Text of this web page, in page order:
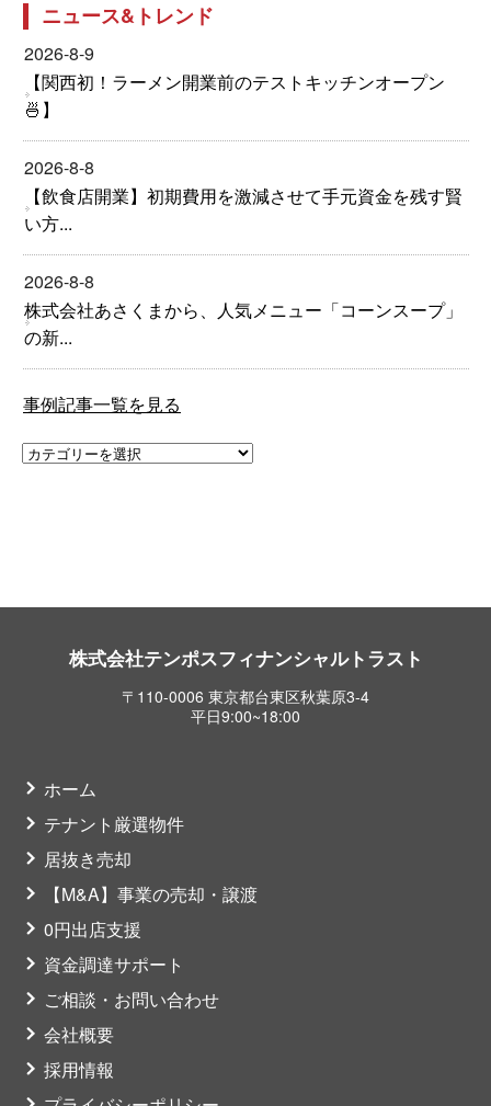
ニュース&トレンド
2026-8-9
【関西初！ラーメン開業前のテストキッチンオープン
🍜】
2026-8-8
【飲食店開業】初期費用を激減させて手元資金を残す賢
い方...
2026-8-8
株式会社あさくまから、人気メニュー「コーンスープ」
の新...
事例記事一覧を見る
株式会社テンポスフィナンシャルトラスト
〒110-0006 東京都台東区秋葉原3-4
平日9:00~18:00
ホーム
テナント厳選物件
居抜き売却
【M&A】事業の売却・譲渡
0円出店支援
資金調達サポート
ご相談・お問い合わせ
会社概要
採用情報